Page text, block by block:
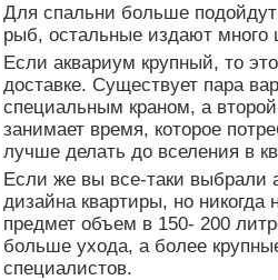
Для спальни больше
рыб, остальные издают
Если аквариум крупный, то
доставке. Существует пара
специальным краном, а
занимает время, которое
лучше делать до вселения в
Если же вы все-таки выбрали
дизайна квартиры, но
предмет объем в 150- 200
больше ухода, а более
специалистов.